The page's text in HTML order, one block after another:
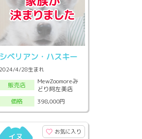
シベリアン・ハスキー
2024/4/28生まれ
販売店
MewZoomoreみ
どり阿左美店
価格
398,000円
お気に入り